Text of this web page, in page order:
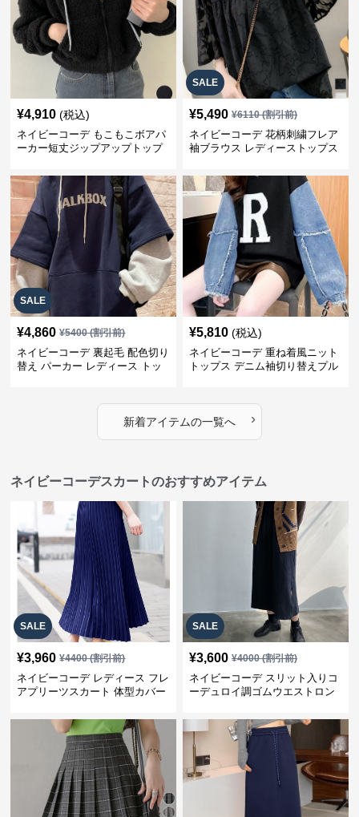
¥4,910 (税込)
ネイビーコーデ もこもこボアパ
ーカー短丈ジップアップトップ
SALE
¥5,490 ¥6110(割引前)
ネイビーコーデ 花柄刺繍フレア
袖ブラウス レディーストップス
SALE
¥4,860 ¥5400(割引前)
ネイビーコーデ 裏起毛 配色切り
替え パーカー レディース トッ
¥5,810 (税込)
ネイビーコーデ 重ね着風ニット
トップス デニム袖切り替えプル
新着アイテムの一覧へ ›
ネイビーコーデスカートのおすすめアイテム
SALE
¥3,960 ¥4400(割引前)
ネイビーコーデ レディース フレ
アプリーツスカート 体型カバー
ト
SALE
¥3,600 ¥4000(割引前)
ネイビーコーデ スリット入りコ
ーデュロイ調ゴムウエストロン